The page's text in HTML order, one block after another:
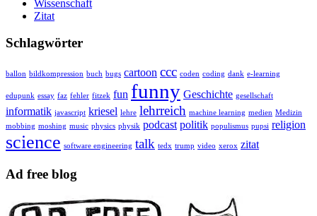
Wissenschaft
Zitat
Schlagwörter
ballon bildkompression buch bugs cartoon ccc coden coding dank e-learning
edupunk essay faz fehler fitzek fun funny Geschichte gesellschaft
informatik javascript kriesel lehre lehrreich machine learning medien Medizin
mobbing moshing music physics physik podcast politik populismus pupsi religion
science software engineering talk tedx trump video xerox zitat
Ad free blog